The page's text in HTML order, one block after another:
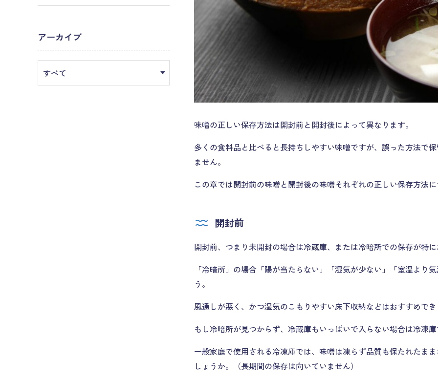
味噌の正しい保存方法は開封前と開封後によって異なります。
多くの食料品と比べると長持ちしやすい味噌ですが、誤った方法で
ません。
この章では開封前の味噌と開封後の味噌それぞれの正しい保存方法
開封前
開封前、つまり未開封の場合は冷蔵庫、または冷暗所での保存が特
「冷暗所」の場合「陽が当たらない」「湿気が少ない」「室温より
う。
風通しが悪く、かつ湿気のこもりやすい床下収納などはおすすめで
もし冷暗所が見つからず、冷蔵庫もいっぱいで入らない場合は冷凍
一般家庭で使用される冷凍庫では、味噌は凍らず品質も保たれたま
しょうか。（長期間の保存は向いていません）
アーカイブ